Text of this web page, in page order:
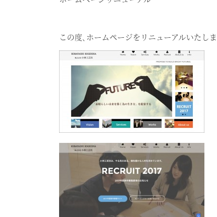
この度､ホームページをリニューアルいたし